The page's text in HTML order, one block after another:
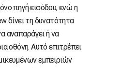
πηγή εισόδου, ενώ η
δίνει τη δυνατότητα
αναπαράγει ή να
οθόνη. Αυτό επιτρέπει
εμπειριών